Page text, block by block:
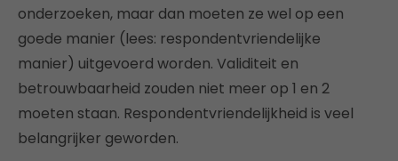
onderzoeken, maar dan moeten ze wel op een
goede manier (lees: respondentvriendelijke
manier) uitgevoerd worden. Validiteit en
betrouwbaarheid zouden niet meer op 1 en 2
moeten staan. Respondentvriendelijkheid is veel
belangrijker geworden.